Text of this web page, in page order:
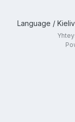
Language /